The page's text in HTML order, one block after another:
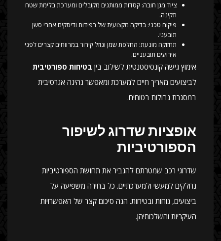
ציוד מגן חובה: קסדות ממותגים מקובלים ומערכת בלימת שטח
תקינה.
פיקוח טכני: בדיקה מקצועית של רפידות ודיסקים אחרי סשן
תובעני.
תחזוקה מונעת: החלפת שמן ונוזל קירור במרווחים קצרים לפני
אירועים תובעניים.
אימוץ גישה קונסיסטנטית לשילוב בין בטיחות ספורטיבית
לביצועים מאריך חיים למערכת ומאפשר נהיגה אגרסיבית
במסגרת גבולות בטוחים.
אופציות שדרוג לשיפור
הספורטיביות
שדרוגי רכב שמטרתם להגביר את תחושת הספורטיביות
נחלקים למעשי ולמערכתיים. כל בחירה משפיעה על
ביצועים, נוחות ובטיחות. הנה סיכום קצר של האפשרויות
העיקריות והשלכותיהן.